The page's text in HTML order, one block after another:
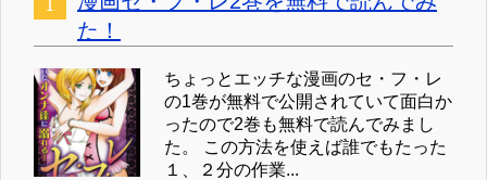
た！
ちょっとエッチな漫画のセ・フ・レ
の1巻が無料で公開されていて面白か
ったので2巻も無料で読んでみまし
た。 この方法を使えば誰でもたった
１、２分の作業...